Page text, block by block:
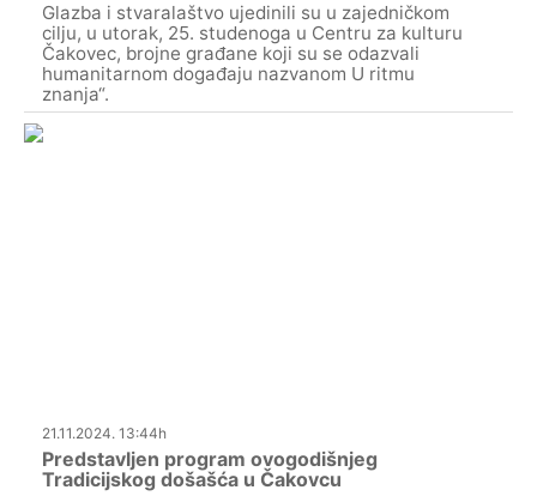
Glazba i stvaralaštvo ujedinili su u zajedničkom
cilju, u utorak, 25. studenoga u Centru za kulturu
Čakovec, brojne građane koji su se odazvali
humanitarnom događaju nazvanom U ritmu
znanja“.
21.11.2024. 13:44h
Predstavljen program ovogodišnjeg
Tradicijskog došašća u Čakovcu